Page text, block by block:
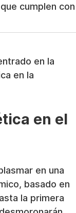
cumplen con
en la
en la
en el
en una
basado en
la primera